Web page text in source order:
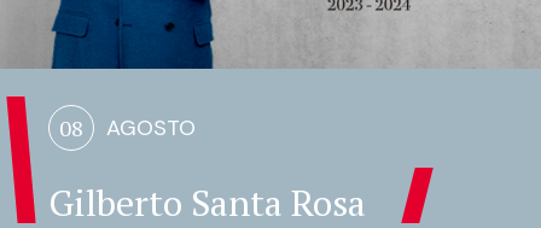
08 AGOSTO
Gilberto Santa Rosa